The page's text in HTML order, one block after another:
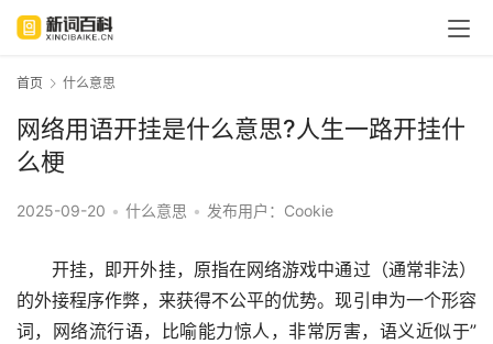
首页 什么意思
网络用语开挂是什么意思?人生一路开挂什
么梗
2025-09-20 • 什么意思 • 发布用户：Cookie
开挂，即开外挂，原指在网络游戏中通过（通常非法）
的外接程序作弊，来获得不公平的优势。现引申为一个形容
词，
网络流行语，比喻能力惊人，非常厉害，语义近似于”